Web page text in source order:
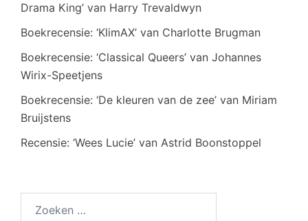
Drama King’ van Harry Trevaldwyn
Boekrecensie: ‘KlimAX’ van Charlotte Brugman
Boekrecensie: ‘Classical Queers’ van Johannes
Wirix-Speetjens
Boekrecensie: ‘De kleuren van de zee’ van Miriam
Bruijstens
Recensie: ‘Wees Lucie’ van Astrid Boonstoppel